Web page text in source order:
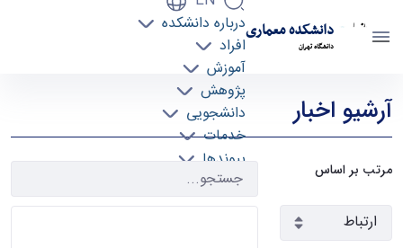
دانشکده معماری
دانشگاه تهران
درباره دانشکده
افراد
آموزش
پژوهش
دانشجویی
خدمات
پیوندها
تماس با ما
آرشیو اخبار
مرتب بر اساس